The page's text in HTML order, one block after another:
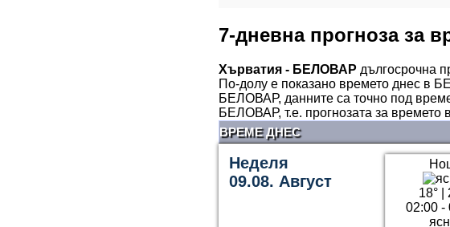
7-дневна прогноза за
Хърватия - БЕЛОВАР дългосрочна
По-долу е показано времето днес в
БЕЛОВАР, данните са точно под
БЕЛОВАР, т.е. прогнозата за
ВРЕМЕ ДНЕС
Неделя
09.08. Август
18°
02:00 -